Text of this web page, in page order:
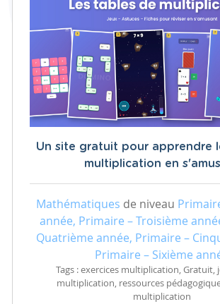
Un site gratuit pour apprendre
multiplication en
Mathématiques de niveau
année, Primaire – Troisième
Quatrième année, Primaire –
Primaire – Sixième
Tags : exercices multiplication, Gratuit,
multiplication, ressources
multiplication